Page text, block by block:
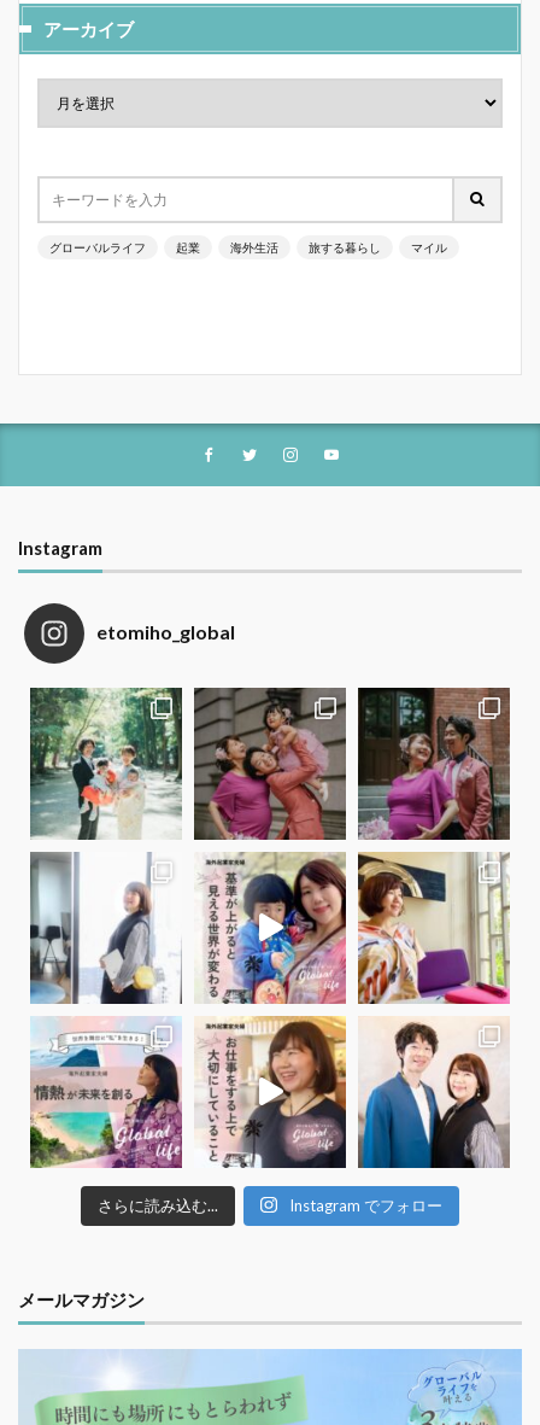
アーカイブ
グローバルライフ 起業 海外生活 旅する暮らし マイル
Instagram
etomiho_global
さらに読み込む... Instagram でフォロー
メールマガジン